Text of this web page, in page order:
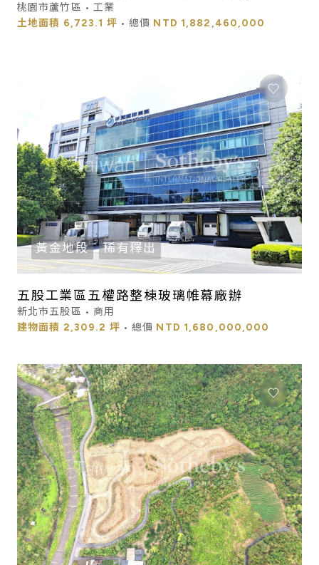
桃園市蘆竹區 • 工業
土地面積 6,723.1 坪 • 總價 NTD 1,882,460,000
黃金地段 稀有釋出
五股工業區五權路整棟玻璃帷幕廠辦
新北市五股區 • 商用
建物面積 2,309.2 坪 • 總價 NTD 1,680,000,000